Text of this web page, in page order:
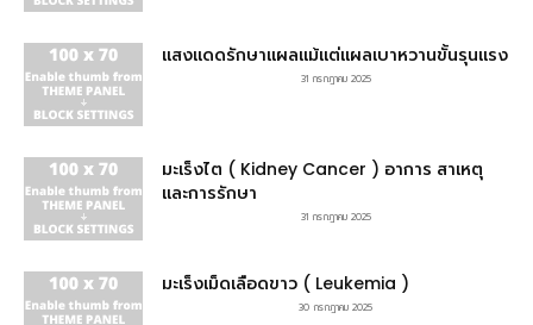
แสงแดดรักษาแผลแม้แต่แผลเบาหวานขั้นรุนแรง
31 กรกฎาคม 2025
มะเร็งไต ( Kidney Cancer ) อาการ สาเหตุ
และการรักษา
31 กรกฎาคม 2025
มะเร็งเม็ดเลือดขาว ( Leukemia )
30 กรกฎาคม 2025